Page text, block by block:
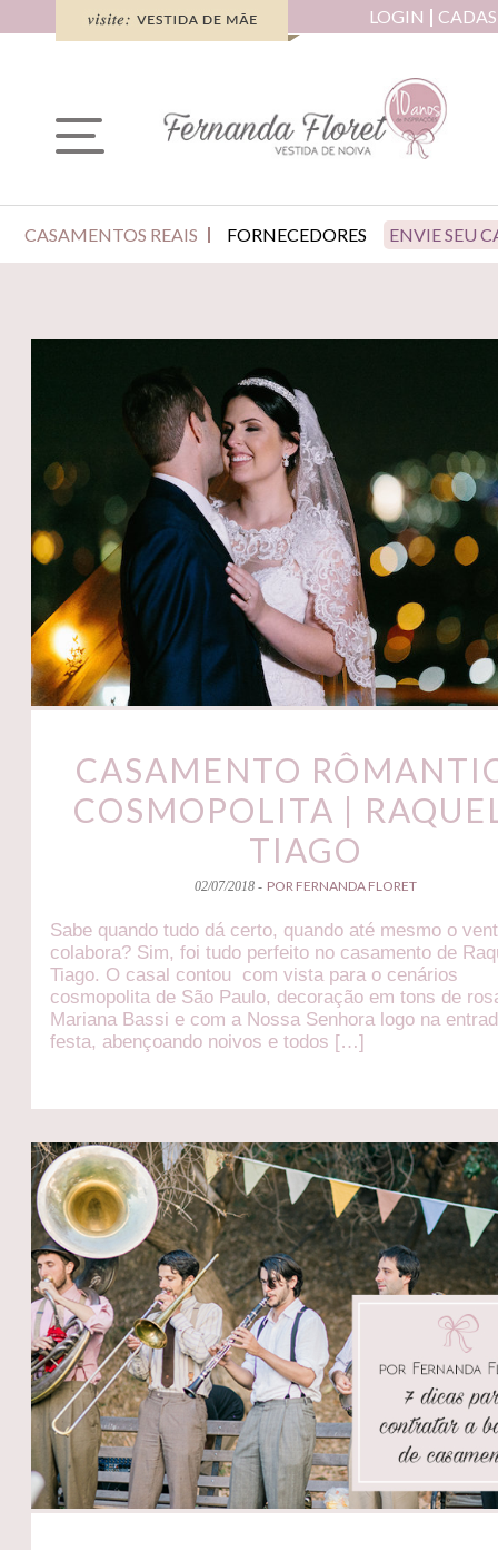
LOGIN
CASAMENTOS REAIS FORNECEDORES ENVIE SEU
CASAMENTO
COSMOPOLITA |
TIAGO
02/07/2018 - POR FERNANDA FLORET
Sabe quando tudo dá certo, quando até mesmo o
colabora? Sim, foi tudo perfeito no casamento de
Tiago. O casal contou com vista para o cenários
cosmopolita de São Paulo, decoração em tons de
Mariana Bassi e com a Nossa Senhora logo na
festa, abençoando noivos e todos […]